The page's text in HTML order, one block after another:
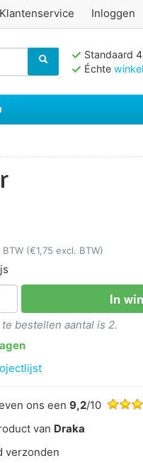
Inloggen
Klantenservice
Standaard
Échte
BTW (€1,75 excl. BTW)
In
bestellen aantal is 2.
ons een 9,2/10
van Draka
verzonden